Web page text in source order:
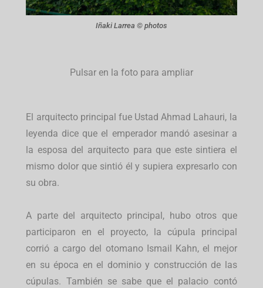
Iñaki Larrea © photos
Pulsar en la foto para ampliar
El arquitecto principal fue Ustad Ahmad Lahauri, la
leyenda dice que el emperador mandó asesinar a
la esposa del arquitecto para que este sintiera el
mismo dolor que sintió él y supiera expresarlo con
su obra.
A parte del arquitecto principal, hubo otros que
participaron en el proyecto, la cúpula principal
corrió a cargo del otomano Ismail Kahn, el mejor
en su época en el dominio y construcción de las
cúpulas. También se sabe que el palacio contó